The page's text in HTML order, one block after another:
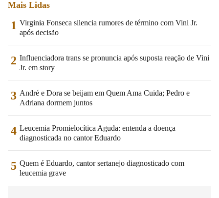
Mais Lidas
1 Virginia Fonseca silencia rumores de término com Vini Jr.
após decisão
2 Influenciadora trans se pronuncia após suposta reação de Vini
Jr. em story
3 André e Dora se beijam em Quem Ama Cuida; Pedro e
Adriana dormem juntos
4 Leucemia Promielocítica Aguda: entenda a doença
diagnosticada no cantor Eduardo
5 Quem é Eduardo, cantor sertanejo diagnosticado com
leucemia grave